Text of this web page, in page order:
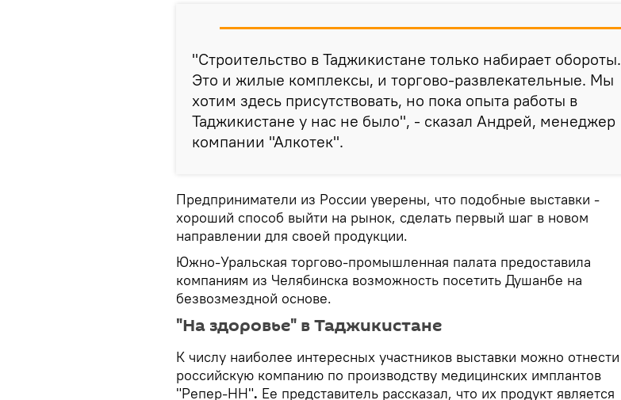
"Строительство в Таджикистане только набирает обороты.
Это и жилые комплексы, и торгово-развлекательные. Мы
хотим здесь присутствовать, но пока опыта работы в
Таджикистане у нас не было", - сказал Андрей, менеджер
компании "Алкотек".
Предприниматели из России уверены, что подобные выставки -
хороший способ выйти на рынок, сделать первый шаг в новом
направлении для своей продукции.
Южно-Уральская торгово-промышленная палата предоставила
компаниям из Челябинска возможность посетить Душанбе на
безвозмездной основе.
"На здоровье" в Таджикистане
К числу наиболее интересных участников выставки можно отнести
российскую компанию по производству медицинских имплантов
"Репер-НН". Ее представитель рассказал, что их продукт является